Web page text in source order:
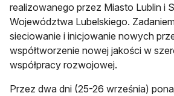
realizowanego przez Miasto Lublin i
Województwa Lubelskiego.
sieciowanie i inicjowanie nowych
współtworzenie nowej jakości w
współpracy rozwojowej.
Przez dwa dni (25-26 września)